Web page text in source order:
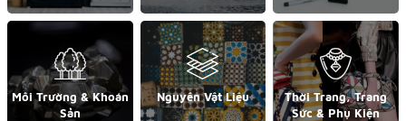
Môi Trường & Khoán
Sản
Nguyên Vật Liệu
Thời Trang, Trang
Sức & Phụ Kiện